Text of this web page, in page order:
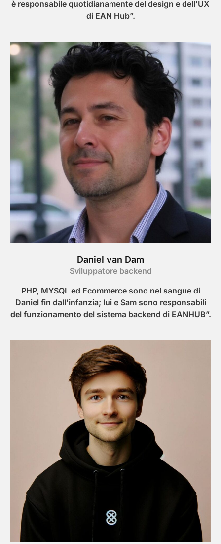
è responsabile quotidianamente del design e dell'UX
di EAN Hub”.
Daniel van Dam
Sviluppatore backend
PHP, MYSQL ed Ecommerce sono nel sangue di
Daniel fin dall'infanzia; lui e Sam sono responsabili
del funzionamento del sistema backend di EANHUB”.